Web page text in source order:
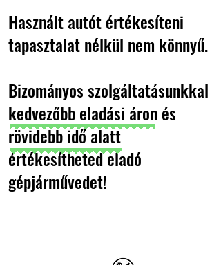
Használt autót értékesíteni
tapasztalat nélkül nem könnyű.
Bizományos szolgáltatásunkkal
kedvezőbb eladási áron és
rövidebb idő alatt
értékesítheted eladó
gépjárművedet!